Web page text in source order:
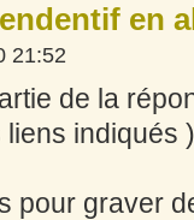
en
21:52
de la
indiqués
pour graver